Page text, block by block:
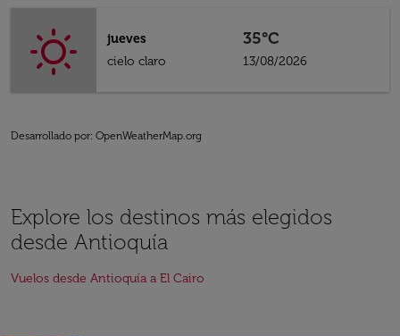
jueves
cielo claro
35°C
13/08/2026
Desarrollado por: OpenWeatherMap.org
Explore los destinos más elegidos
desde Antioquía
Vuelos desde Antioquía a El Cairo